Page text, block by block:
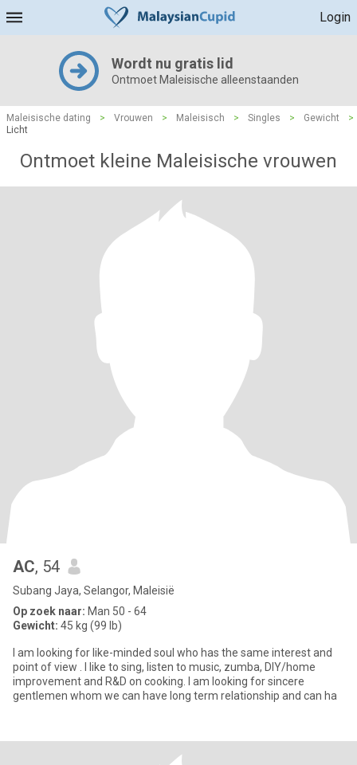
Login
Wordt nu gratis lid
Ontmoet Maleisische alleenstaanden
Maleisische dating > Vrouwen > Maleisisch > Singles > Gewicht
>
Licht
Ontmoet kleine Maleisische vrouwen
AC, 54
Subang Jaya, Selangor, Maleisië
Op zoek naar: Man 50 - 64
Gewicht: 45 kg (99 lb)
I am looking for like-minded soul who has the same interest and
point of view . I like to sing, listen to music, zumba, DIY/home
improvement and R&D on cooking. I am looking for sincere
gentlemen whom we can have long term relationship and can ha